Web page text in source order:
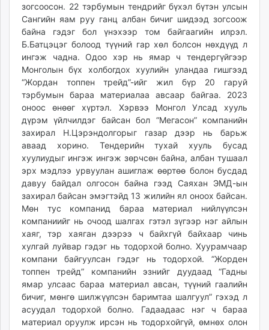
зогсоосон. 22 тэрбумын тендрийг бүхэл бүтэн улсын
Сангийн яам руу ганц албан бичиг шидээд зогсоож
байна гэдэг бол үнэхээр том байгаагийн илрэл.
Б.Батцэцэг болоод түүний гар хөл болсон нөхдүүд л
ингэж чадна. Одоо хэр нь ямар ч тендергүйгээр
Монголын бүх холбогдох хуулийн уландаа гишгээд
“Жордан топпен трейд”-ийг жил бүр 20 гаруй
тэрбумын бараа материалаа авсаар байгаа. 2023
оноос өнөөг хүртэл. Хэрвээ Монгол Улсад хууль
дүрэм үйлчилдэг байсан бол “Мегасон” компанийн
захирал Н.Цэрэндолгорыг газар дээр нь барьж
аваад хорино. Тендерийн тухай хууль бусад
хуулиудыг ингэж ингэж зөрчсөн байна, албан тушаал
эрх мэдлээ урвуулан ашиглаж өөртөө болон бусдад
давуу байдал олгосон байна гээд Саяхан ЭМД-ын
захирал байсан эмэгтэйд 13 жилийн ял оноох байсан.
Мөн тус компанид бараа материал нийлүүлсэн
компаниийг нь очоод шалгах гэтэл зүгээр нэг айлын
хаяг, тэр хаяган дээрээ ч байхгүй байхаар чинь
хулгай луйвар гэдэг нь тодорхой болно. Хуурамчаар
компани байгуулсан гэдэг нь тодорхой. “Жорден
топпен трейд” компанийн эзнийг дуудаад “Гадны
ямар улсаас бараа материал авсан, түүний гаалийн
бичиг, мөнгө шилжүүлсэн баримтаа шалгуул” гэхэд л
асуудал тодорхой болно. Гадаадаас нэг ч бараа
материал оруулж ирсэн нь тодорхойгүй, өмнөх олон